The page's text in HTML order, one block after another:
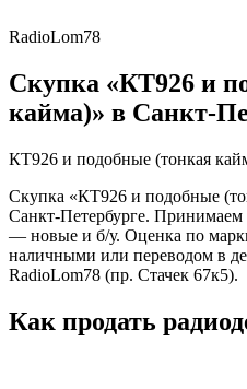
RadioLom78
Скупка «КТ926 и
кайма)» в Санкт-
КТ926 и подобные (тонкая
Скупка «КТ926 и подобные
Санкт-Петербурге.
— новые и б/у. Оценка по
наличными или переводом в
RadioLom78 (пр. Стачек 67к5).
Как продать